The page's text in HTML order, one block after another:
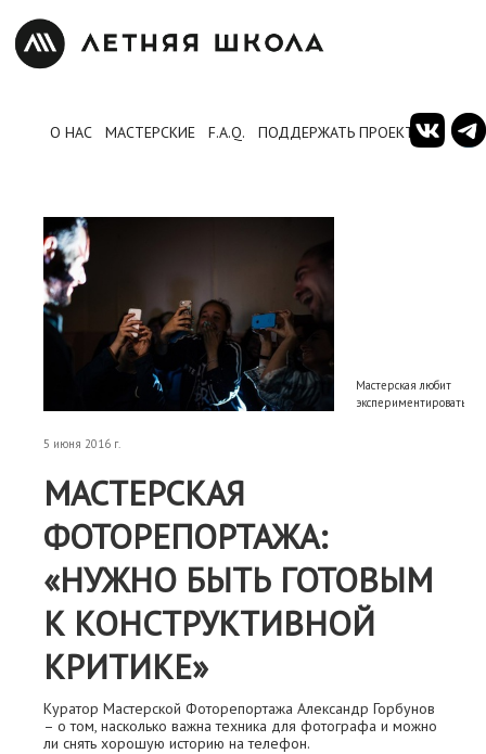
О НАС МАСТЕРСКИЕ F.A.Q. ПОДДЕРЖАТЬ ПРОЕКТ
Мастерская любит
экспериментировать
5 июня 2016 г.
МАСТЕРСКАЯ
ФОТОРЕПОРТАЖА:
«НУЖНО БЫТЬ ГОТОВЫМ
К КОНСТРУКТИВНОЙ
КРИТИКЕ»
Куратор Мастерской Фоторепортажа Александр Горбунов
– о том, насколько важна техника для фотографа и можно
ли снять хорошую историю на телефон.